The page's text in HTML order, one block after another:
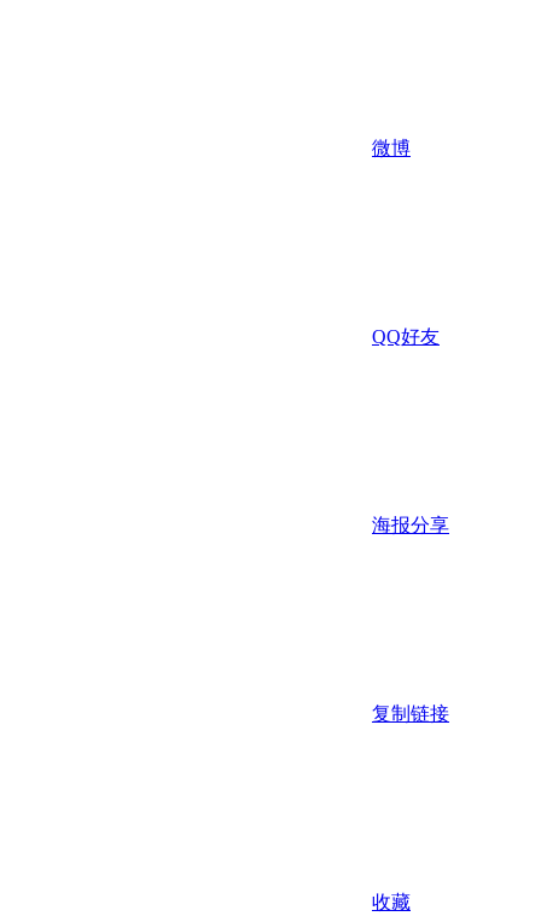
微博
QQ好友
海报分享
复制链接
收藏